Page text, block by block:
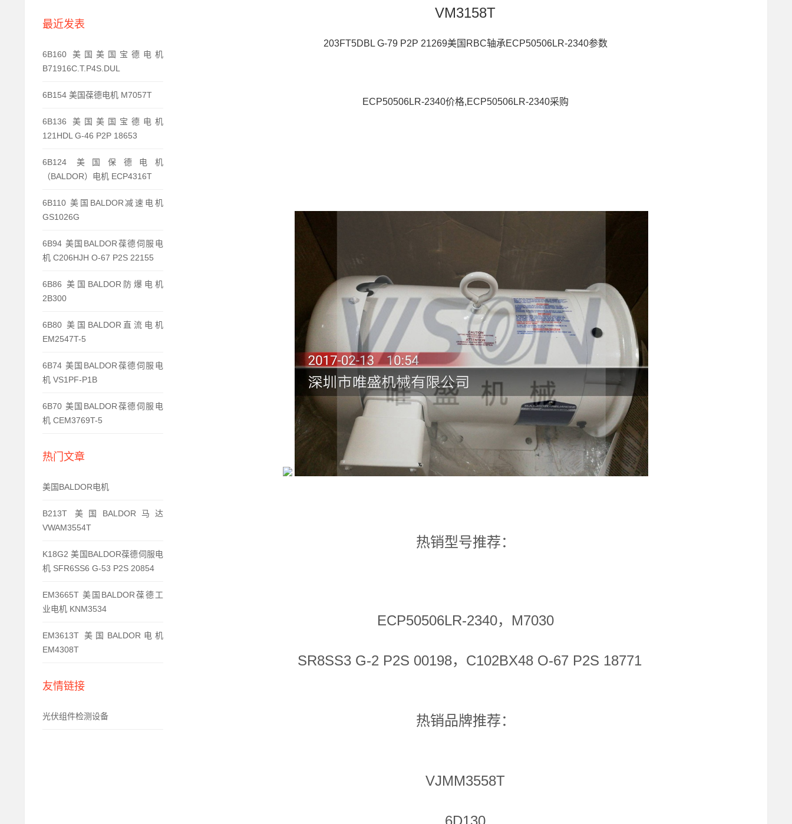
最近发表
6B160 美国美国宝德电机
B71916C.T.P4S.DUL
6B154 美国葆德电机 M7057T
6B136 美国美国宝德电机
121HDL G-46 P2P 18653
6B124 美国保德电机
（BALDOR）电机 ECP4316T
6B110 美国BALDOR减速电机
GS1026G
6B94 美国BALDOR葆德伺服电
机 C206HJH O-67 P2S 22155
6B86 美国BALDOR防爆电机
2B300
6B80 美国BALDOR直流电机
EM2547T-5
6B74 美国BALDOR葆德伺服电
机 VS1PF-P1B
6B70 美国BALDOR葆德伺服电
机 CEM3769T-5
热门文章
美国BALDOR电机
B213T 美国BALDOR马达
VWAM3554T
K18G2 美国BALDOR葆德伺服电
机 SFR6SS6 G-53 P2S 20854
EM3665T 美国BALDOR葆德工
业电机 KNM3534
EM3613T 美国BALDOR电机
EM4308T
友情链接
光伏组件检测设备
VM3158T
203FT5DBL G-79 P2P 21269美国RBC轴承ECP50506LR-2340参数
ECP50506LR-2340价格,ECP50506LR-2340采购
热销型号推荐：
ECP50506LR-2340，M7030
SR8SS3 G-2 P2S 00198，C102BX48 O-67 P2S 18771
热销品牌推荐：
VJMM3558T
6D130